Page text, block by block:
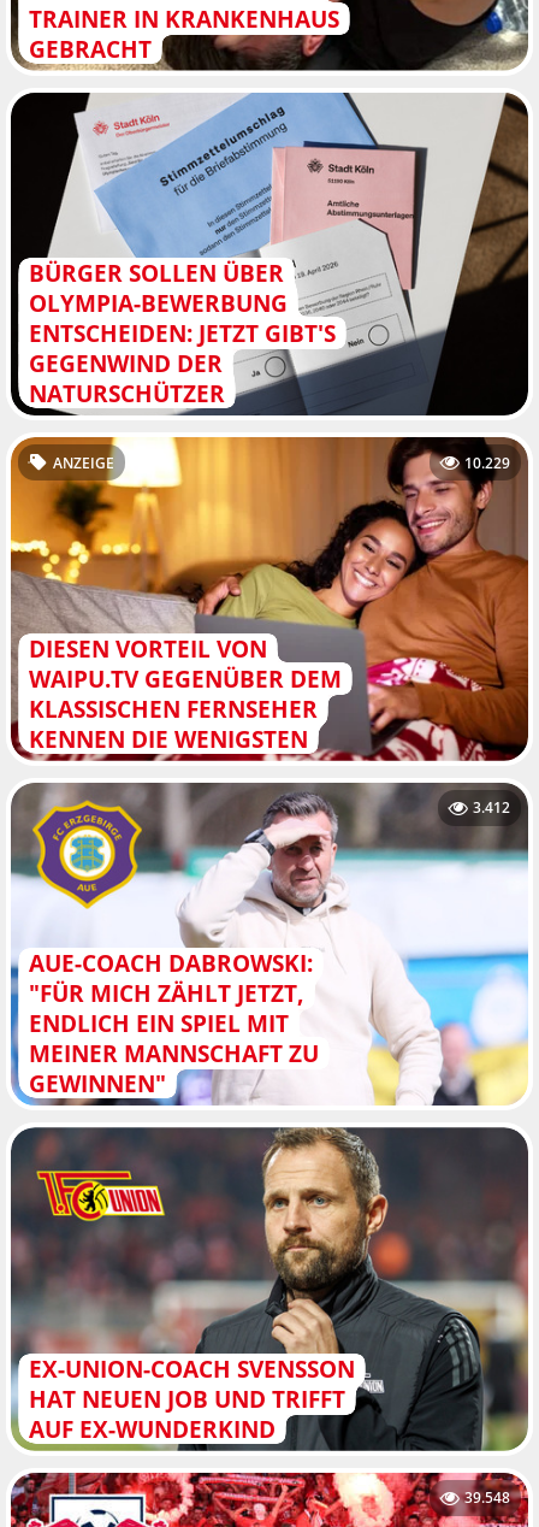
TRAINER IN KRANKENHAUS
GEBRACHT
BÜRGER SOLLEN ÜBER
OLYMPIA-BEWERBUNG
ENTSCHEIDEN: JETZT GIBT'S
GEGENWIND DER
NATURSCHÜTZER
DIESEN VORTEIL VON
WAIPU.TV GEGENÜBER DEM
KLASSISCHEN FERNSEHER
KENNEN DIE WENIGSTEN
ANZEIGE 10.229
AUE-COACH DABROWSKI:
"FÜR MICH ZÄHLT JETZT,
ENDLICH EIN SPIEL MIT
MEINER MANNSCHAFT ZU
GEWINNEN"
3.412
EX-UNION-COACH SVENSSON
HAT NEUEN JOB UND TRIFFT
AUF EX-WUNDERKIND
39.548